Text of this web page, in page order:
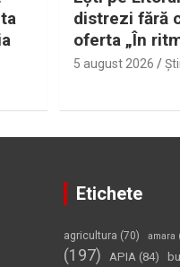
distrezi fără
oferta „În
5 august 2026
Etichete
agricultura (70) amara
(197)
APIA(84)